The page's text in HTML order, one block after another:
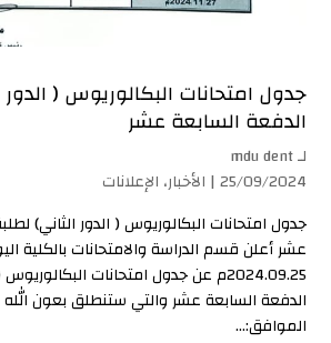
جدول امتحانات البكالوريوس ( الدور
الدفعة السابعة عشر
لـmdu dent
25/09/2024 | الأخبار، الإعلانات
جدول امتحانات البكالوريوس ( الدور الثاني)
عشر أعلن قسم الدراسة والامتحانات بالكلية
2024.09.25م عن جدول امتحانات
الدفعة السابعة عشر والتي ستنطلق بعون الله
الموافق:...